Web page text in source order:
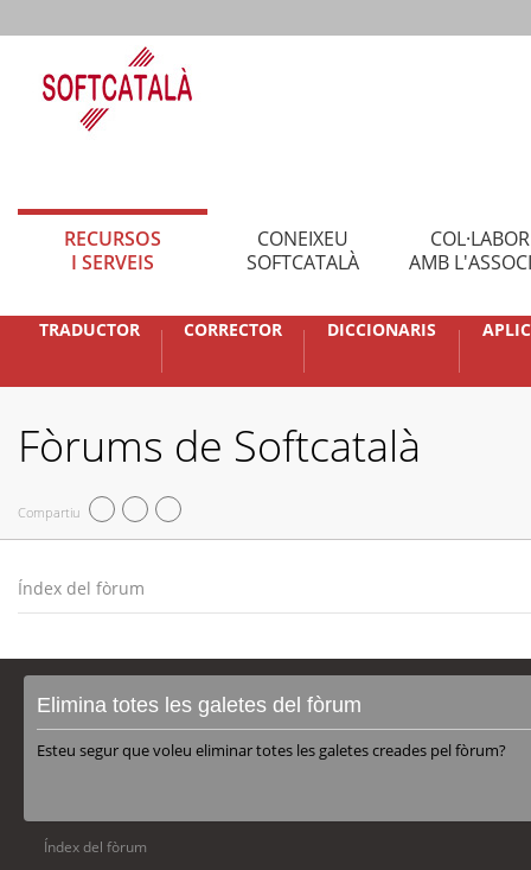
RECURSOS
I SERVEIS
CONEIXEU
SOFTCATALÀ
AMB
TRADUCTOR CORRECTOR DICCIONARIS
Fòrums de Softcatalà
Compartiu
Índex del fòrum
Elimina totes les galetes del fòrum
Esteu segur que voleu eliminar totes les galetes creades pel fòrum?
Índex del fòrum